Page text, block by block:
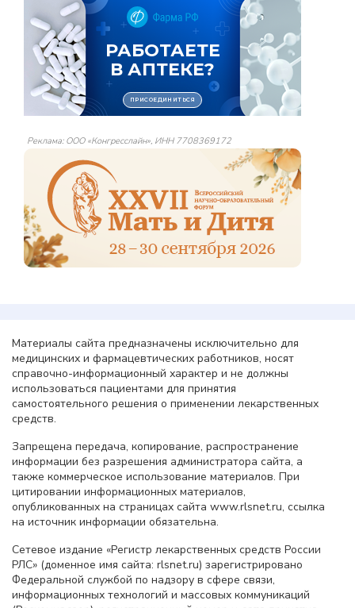
Реклама: ООО «Конгресслайн», ИНН 7708369172
Материалы сайта предназначены исключительно для
медицинских и фармацевтических работников, носят
справочно-информационный характер и не должны
использоваться пациентами для принятия
самостоятельного решения о применении лекарственных
средств.
Запрещена передача, копирование, распространение
информации без разрешения администратора сайта, а
также коммерческое использование материалов. При
цитировании информационных материалов,
опубликованных на страницах сайта www.rlsnet.ru, ссылка
на источник информации обязательна.
Сетевое издание «Регистр лекарственных средств России
РЛС» (доменное имя сайта: rlsnet.ru) зарегистрировано
Федеральной службой по надзору в сфере связи,
информационных технологий и массовых коммуникаций